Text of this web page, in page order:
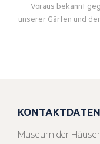
Voraus bekannt
unserer Gärten und
KONTAKTDATEN
Museum der